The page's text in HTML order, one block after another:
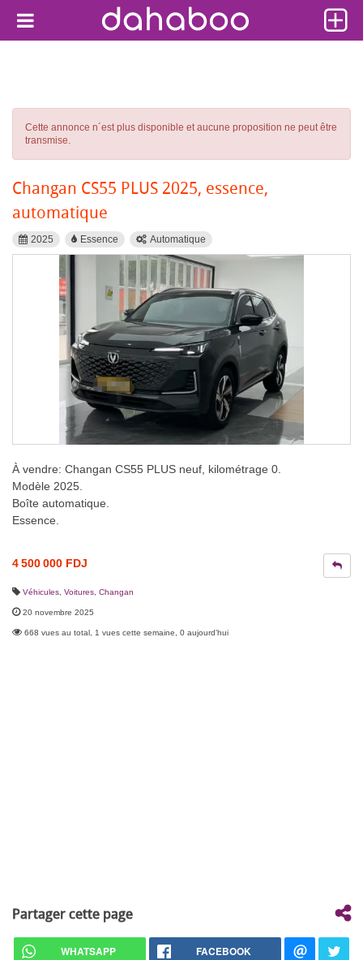
Cette annonce n´est plus disponible et aucune proposition ne peut être
transmise.
Changan CS55 PLUS 2025, essence,
automatique
2025 Essence Automatique
À vendre: Changan CS55 PLUS neuf, kilométrage 0.
Modèle 2025.
Boîte automatique.
Essence.
4 500 000 FDJ
Véhicules Voitures Changan
20 novembre 2025
668 vues au total, 1 vues cette semaine, 0 aujourd'hui
Partager cette page
WHATSAPP FACEBOOK